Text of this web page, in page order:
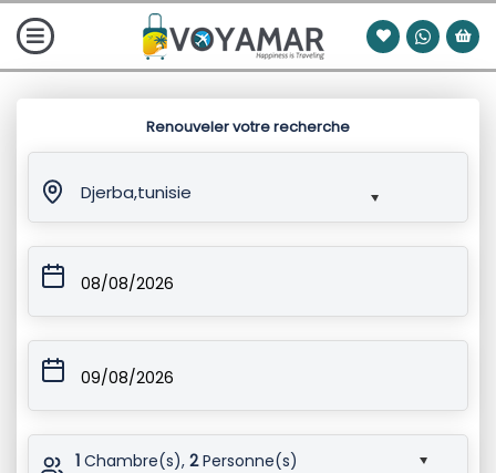
Renouveler votre recherche
Djerba,tunisie
08/08/2026
09/08/2026
1 Chambre(s),2Personne(s)